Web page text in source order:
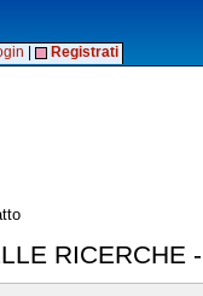
Registrati
RICERCHE